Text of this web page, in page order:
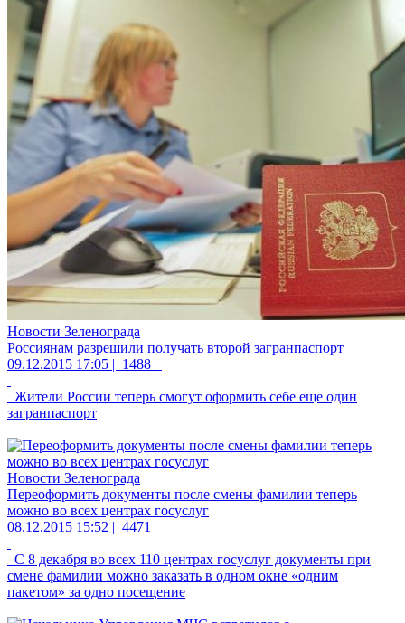
Новости Зеленограда
Россиянам разрешили получать второй загранпаспорт
09.12.2015 17:05 | 1488
Жители России теперь смогут оформить себе еще один
загранпаспорт
Новости Зеленограда
Переоформить документы после смены фамилии теперь
можно во всех центрах госуслуг
08.12.2015 15:52 | 4471
С 8 декабря во всех 110 центрах госуслуг документы при
смене фамилии можно заказать в одном окне «одним
пакетом» за одно посещение